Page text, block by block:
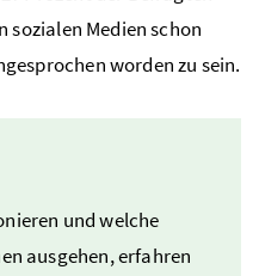
sozialen Medien schon
worden zu sein.
und welche
ausgehen, erfahren